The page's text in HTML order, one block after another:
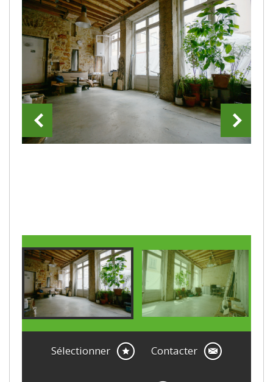
Sélectionner Contacter